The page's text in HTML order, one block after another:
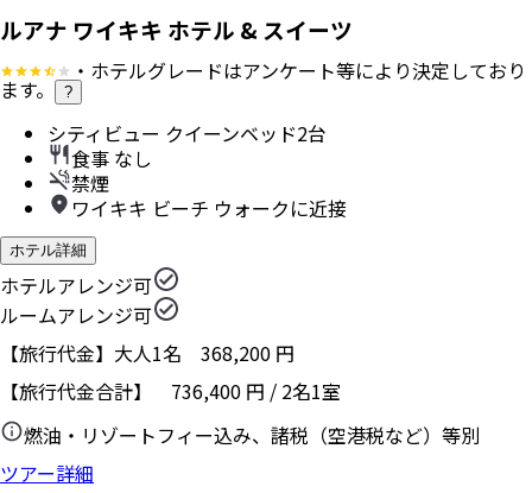
ルアナ ワイキキ ホテル & スイーツ
・ホテルグレードはアンケート等により決定しており
ます。 ?
シティビュー クイーンベッド2台
食事 なし
禁煙
ワイキキ ビーチ ウォークに近接
ホテル詳細
ホテルアレンジ可
ルームアレンジ可
【旅行代金】大人1名 368,200 円
【旅行代金合計】 736,400 円 / 2名1室
燃油・リゾートフィー込み、諸税（空港税など）等別
ツアー詳細